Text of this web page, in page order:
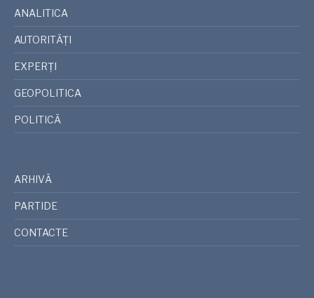
ANALITICA
AUTORITĂȚI
EXPERȚI
GEOPOLITICA
POLITICĂ
ARHIVĂ
PARTIDE
CONTACTE